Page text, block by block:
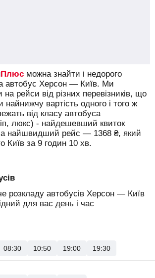
Плюс можна знайти і недорого
автобус Херсон — Київ. Ми
на рейси від різних перевізників, що
найнижчу вартість одного і того ж
від класу автобуса
люкс) - найдешевший квиток
найшвидший рейс — 1368 ₴, який
Київ за 9 годин 10 хв.
розкладу автобусів Херсон — Київ
для вас день і час
08:30 10:50 19:00 19:30